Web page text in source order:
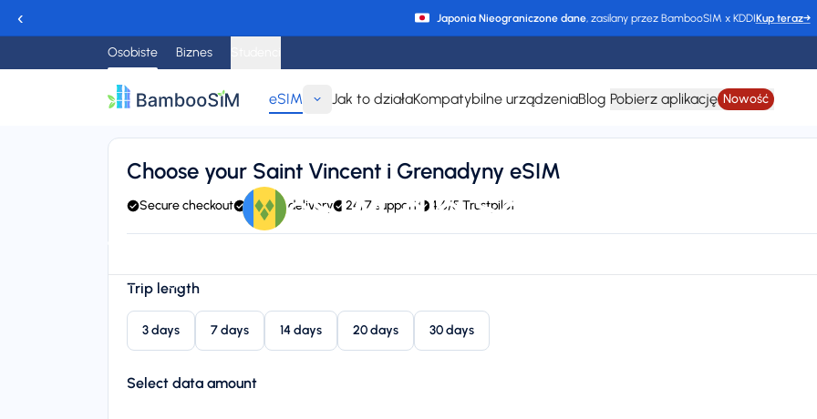
‹ Japonia Nieograniczone dane, zasilany przez BambooSIM x KDDIKup teraz→
Osobiste Biznes
eSIM Jak to działaKompatybilne urządzeniaBlog Pobierz aplikację Nowość
eSIM dla Saint Vincent i
Starting price
$8,95
Choose your Saint Vincent i Grenadyny eSIM
Secure checkout Instant delivery 24/7 support 4.6/5 Trustpilot
Trip length
3 days 7 days 14 days 20 days 30 days
Select data amount